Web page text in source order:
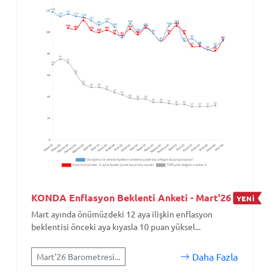
KONDA Enflasyon Beklenti Anketi - Mart'26 YENİ
Mart ayında önümüzdeki 12 aya ilişkin enflasyon
beklentisi önceki aya kıyasla 10 puan yüksel...
Mart'26 Barometresi... Daha Fazla